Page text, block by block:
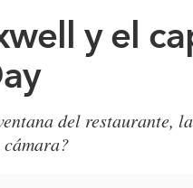
y el
del restaurante,
cámara?​